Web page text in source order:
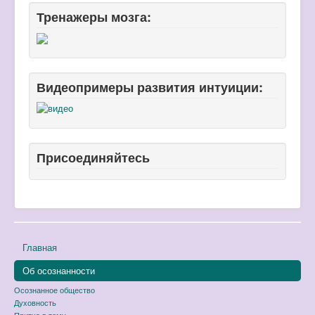
Тренажеры мозга:
Видеопримеры развития интуиции:
Присоединяйтесь
Главная
Об осознанности
Осознанное общество
Духовность